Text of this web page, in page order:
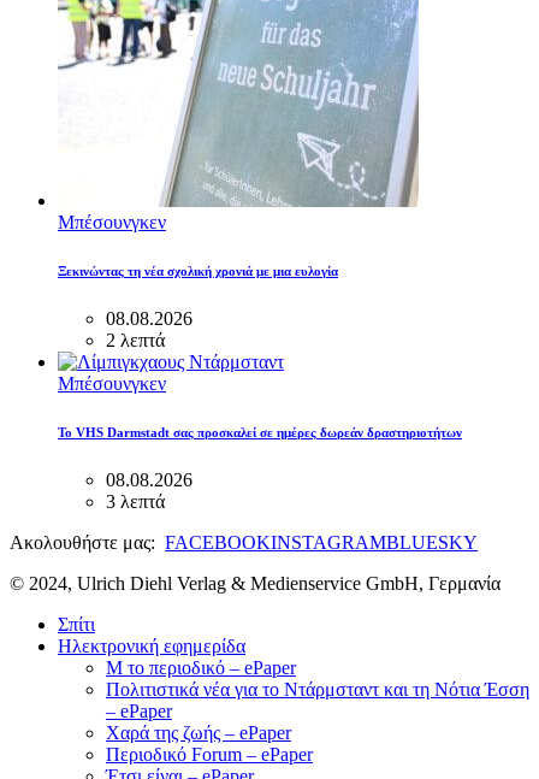
Μπέσουνγκεν
Ξεκινώντας τη νέα σχολική χρονιά με μια ευλογία
08.08.2026
2 λεπτά
Μπέσουνγκεν
Το VHS Darmstadt σας προσκαλεί σε ημέρες δωρεάν δραστηριοτήτων
08.08.2026
3 λεπτά
Ακολουθήστε μας: FACEBOOKINSTAGRAMBLUESKY
© 2024, Ulrich Diehl Verlag & Medienservice GmbH, Γερμανία
Σπίτι
Ηλεκτρονική εφημερίδα
M το περιοδικό – ePaper
Πολιτιστικά νέα για το Ντάρμσταντ και τη Νότια Έσση
– ePaper
Χαρά της ζωής – ePaper
Περιοδικό Forum – ePaper